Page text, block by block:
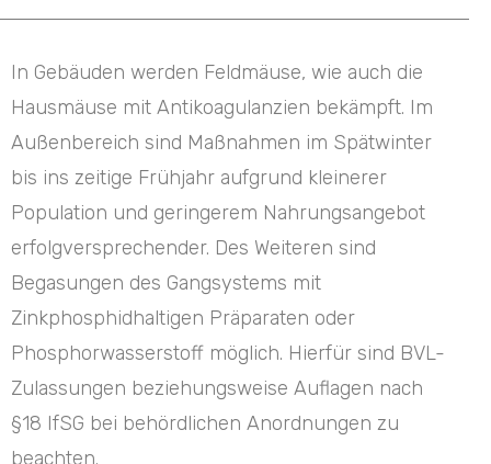
In Gebäuden werden Feldmäuse, wie auch die
Hausmäuse mit Antikoagulanzien bekämpft. Im
Außenbereich sind Maßnahmen im Spätwinter
bis ins zeitige Frühjahr aufgrund kleinerer
Population und geringerem Nahrungsangebot
erfolgversprechender. Des Weiteren sind
Begasungen des Gangsystems mit
Zinkphosphidhaltigen Präparaten oder
Phosphorwasserstoff möglich. Hierfür sind BVL-
Zulassungen beziehungsweise Auflagen nach
§18 IfSG bei behördlichen Anordnungen zu
beachten.